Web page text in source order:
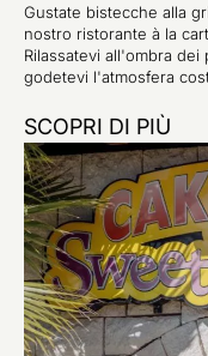
Gustate bistecche alla
nostro ristorante à la
Rilassatevi all'ombra
godetevi l'atmosfera
SCOPRI DI PIÙ